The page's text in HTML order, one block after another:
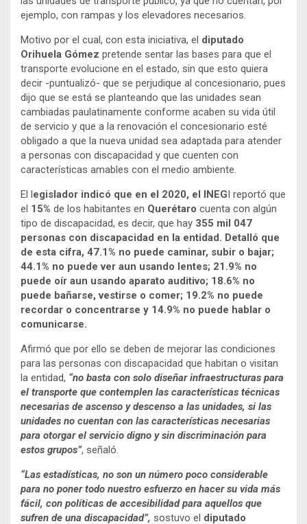
ejemplo, con rampas y los elevadores necesarios.
Motivo por el cual, con esta iniciativa, el diputado
Orihuela Gómez pretende sentar las bases para que el
transporte evolucione en el estado, sin que esto quiera
decir -puntualizó- que se perjudique al concesionario, pues
dijo que se está se planteando que las unidades sean
cambiadas paulatinamente conforme acaben su vida útil
de servicio y que a la renovación el concesionario esté
obligado a que la nueva unidad sea adaptada para atender
a personas con discapacidad y que cuenten con
características amables con el medio ambiente.
El legislador indicó que en el 2020, el INEGI reportó que
el 15% de los habitantes en Querétaro cuenta con algún
tipo de discapacidad, es decir, que hay 355 mil 047
personas con discapacidad en la entidad. Detalló que
de esta cifra, 47.1% no puede caminar, subir o bajar;
44.1% no puede ver aun usando lentes; 21.9% no
puede oír aun usando aparato auditivo; 18.6% no
puede bañarse, vestirse o comer; 19.2% no puede
recordar o concentrarse y 14.9% no puede hablar o
comunicarse.
Afirmó que por ello se deben de mejorar las condiciones
para las personas con discapacidad que habitan o visitan
la entidad, “no basta con solo diseñar infraestructuras para
el transporte que contemplen las características técnicas
necesarias de ascenso y descenso a las unidades, si las
unidades no cuentan con las características necesarias
para otorgar el servicio digno y sin discriminación para
estos grupos”, señaló.
“Las estadísticas, no son un número poco considerable
para no poner todo nuestro esfuerzo en hacer su vida más
fácil, con políticas de accesibilidad para aquellos que
sufren de una discapacidad”, sostuvo el diputado